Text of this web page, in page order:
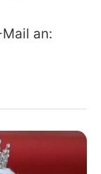
an: